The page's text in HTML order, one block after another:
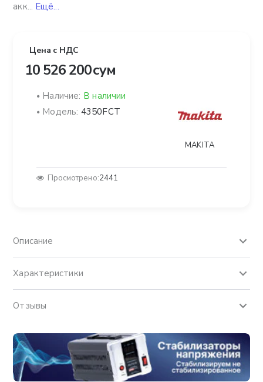
акк... Ещё...
Цена с НДС
10 526 200 сум
Наличие: В наличии
Модель: 4350FCT
MAKITA
Просмотрено:2441
Описание
Характеристики
Отзывы